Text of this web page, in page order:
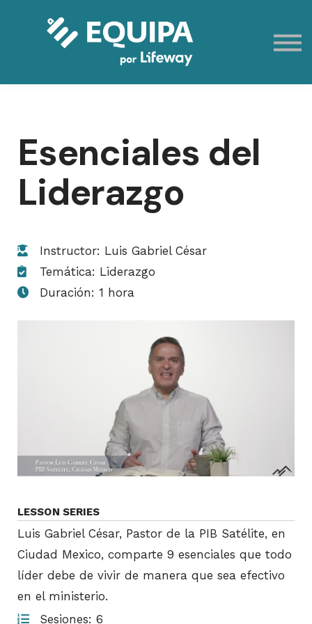
Eventos
Contacto
Esenciales del
Liderazgo
Instructor: Luis Gabriel César
Temática: Liderazgo
Duración: 1 hora
LESSON SERIES
Luis Gabriel César, Pastor de la PIB Satélite, en
Ciudad Mexico, comparte 9 esenciales que todo
líder debe de vivir de manera que sea efectivo
en el ministerio.
Sesiones: 6